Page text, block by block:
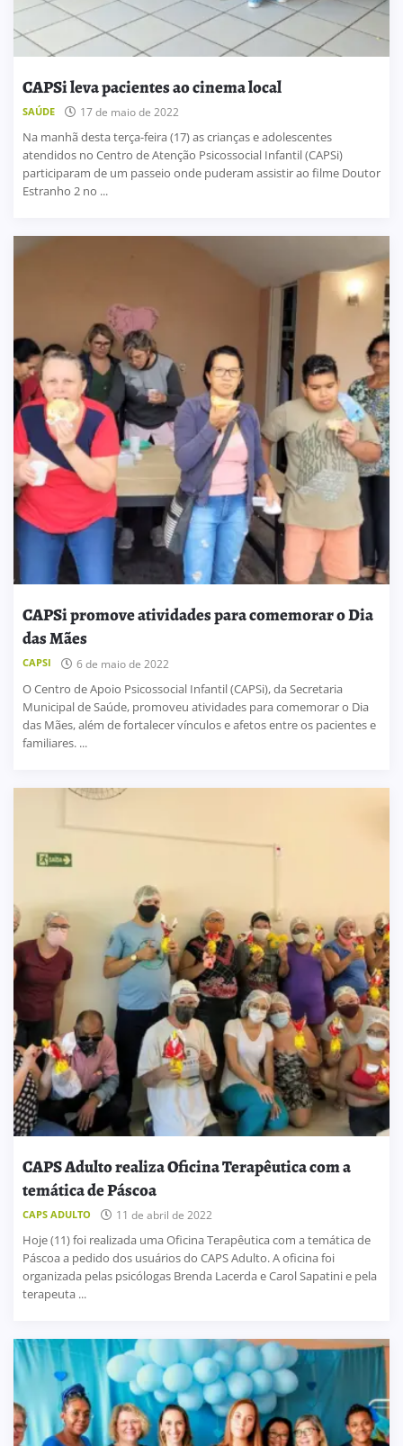
CAPSi leva pacientes ao cinema local
SAÚDE 17 de maio de 2022
Na manhã desta terça-feira (17) as crianças e adolescentes
atendidos no Centro de Atenção Psicossocial Infantil (CAPSi)
participaram de um passeio onde puderam assistir ao filme Doutor
Estranho 2 no ...
CAPSi promove atividades para comemorar o Dia
das Mães
CAPSI 6 de maio de 2022
O Centro de Apoio Psicossocial Infantil (CAPSi), da Secretaria
Municipal de Saúde, promoveu atividades para comemorar o Dia
das Mães, além de fortalecer vínculos e afetos entre os pacientes e
familiares. ...
CAPS Adulto realiza Oficina Terapêutica com a
temática de Páscoa
CAPS ADULTO 11 de abril de 2022
Hoje (11) foi realizada uma Oficina Terapêutica com a temática de
Páscoa a pedido dos usuários do CAPS Adulto. A oficina foi
organizada pelas psicólogas Brenda Lacerda e Carol Sapatini e pela
terapeuta ...